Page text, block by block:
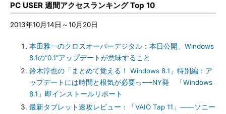
PC USER 週間アクセスランキング Top 10
2013年10月14日～10月20日
本田雅一のクロスオーバーデジタル：本日公開、Windows
8.1の“0.1”アップデートが意味すること
鈴木淳也の「まとめて覚える！ Windows 8.1」特別編：ア
ップデートには時間と根気が必要っ──NY発 「Windows
8.1」即インストールリポート
最新タブレット速攻レビュー：「VAIO Tap 11」――ソニー